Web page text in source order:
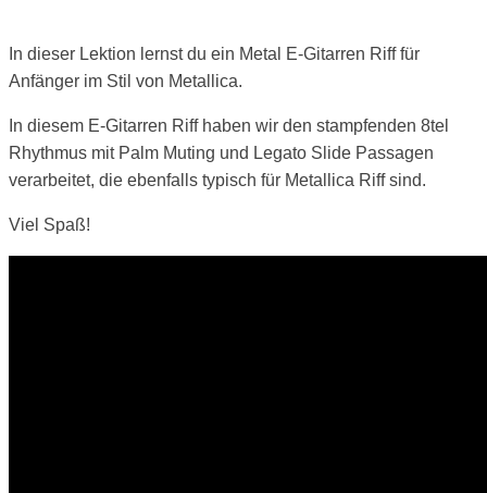
In dieser Lektion lernst du ein Metal E-Gitarren Riff für
Anfänger im Stil von Metallica.
In diesem E-Gitarren Riff haben wir den stampfenden 8tel
Rhythmus mit Palm Muting und Legato Slide Passagen
verarbeitet, die ebenfalls typisch für Metallica Riff sind.
Viel Spaß!